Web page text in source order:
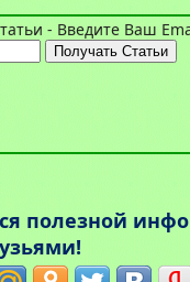
- Введите Ваш
полезной